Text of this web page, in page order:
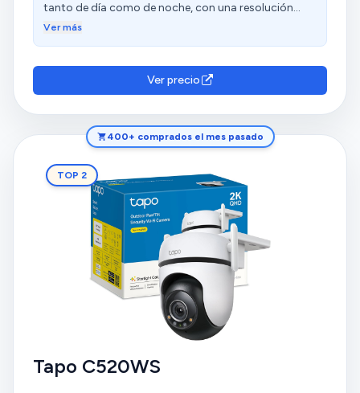
tanto de día como de noche, con una resolución
adecuada y una visión nocturna nítida. Además,
opiniones diversas sobre la conectividad, la
detección de personas y el movimiento.
Ver más
Ver precio
400+ comprados el mes pasado
TOP 2
Tapo C520WS